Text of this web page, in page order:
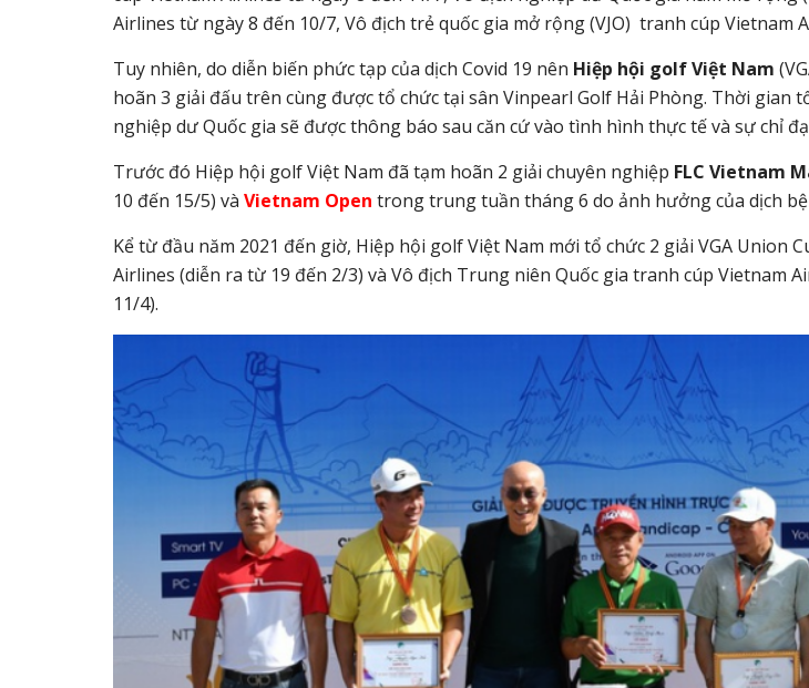
Airlines từ ngày 8 đến 10/7, Vô địch trẻ quốc gia mở rộng (VJO) tranh cúp Vietnam
Tuy nhiên, do diễn biến phức tạp của dịch Covid 19 nên Hiệp hội golf Việt Nam
hoãn 3 giải đấu trên cùng được tổ chức tại sân Vinpearl Golf Hải Phòng. Thời gian
nghiệp dư Quốc gia sẽ được thông báo sau căn cứ vào tình hình thực tế và sự chỉ
Trước đó Hiệp hội golf Việt Nam đã tạm hoãn 2 giải chuyên nghiệp FLC Vietnam
10 đến 15/5) và Vietnam Open trong trung tuần tháng 6 do ảnh hưởng của dịch
Kể từ đầu năm 2021 đến giờ, Hiệp hội golf Việt Nam mới tổ chức 2 giải VGA Union
Airlines (diễn ra từ 19 đến 2/3) và Vô địch Trung niên Quốc gia tranh cúp Vietnam
11/4).